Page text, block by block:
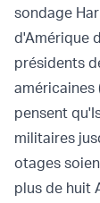
sondage
d'Amérique
présidents
américaines
pensent
militaires
otages
plus de huit